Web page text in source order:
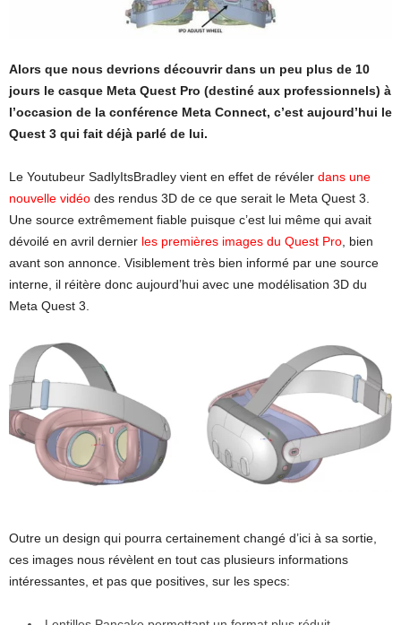
Alors que nous devrions découvrir dans un peu plus de 10
jours le casque Meta Quest Pro (destiné aux professionnels) à
l’occasion de la conférence Meta Connect, c’est aujourd’hui le
Quest 3 qui fait déjà parlé de lui.
Le Youtubeur SadlyItsBradley vient en effet de révéler dans une
nouvelle vidéo des rendus 3D de ce que serait le Meta Quest 3.
Une source extrêmement fiable puisque c’est lui même qui avait
dévoilé en avril dernier les premières images du Quest Pro , bien
avant son annonce. Visiblement très bien informé par une source
interne, il réitère donc aujourd’hui avec une modélisation 3D du
Meta Quest 3.
Outre un design qui pourra certainement changé d’ici à sa sortie,
ces images nous révèlent en tout cas plusieurs informations
intéressantes, et pas que positives, sur les specs: